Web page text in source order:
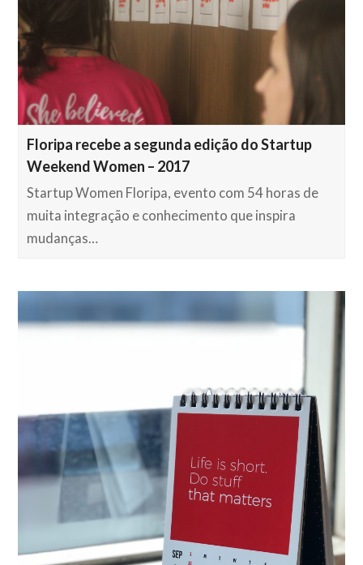
Floripa recebe a segunda edição do Startup
Weekend Women – 2017
Startup Women Floripa, evento com 54 horas de
muita integração e conhecimento que inspira
mudanças…